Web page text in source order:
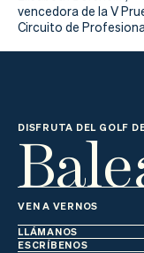
vencedora de la V
Circuito de
DISFRUTA DEL GOLF
VEN A VERNOS
LLÁMANOS
ESCRÍBENOS